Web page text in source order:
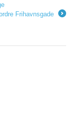
Frihavnsgade